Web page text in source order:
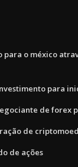
para o méxico
para
de forex
de
de ações